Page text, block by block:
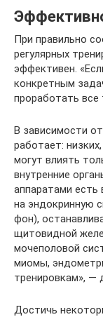
При правильно
регулярных
эффективен.
конкретным
проработать
В зависимости
работает:
могут влиять
внутренние
аппаратами
на эндокринную
фон),
щитовидной
мочеполовой
миомы,
тренировкам», —
Достичь